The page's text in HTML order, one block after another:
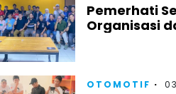
Pemerhati
Organisasi
OTOMOTIF